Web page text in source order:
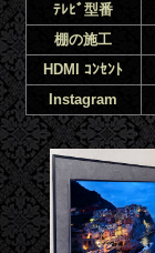
ﾃﾚﾋﾞ型番
棚の施工
HDMI ｺﾝｾﾝﾄ
Instagram